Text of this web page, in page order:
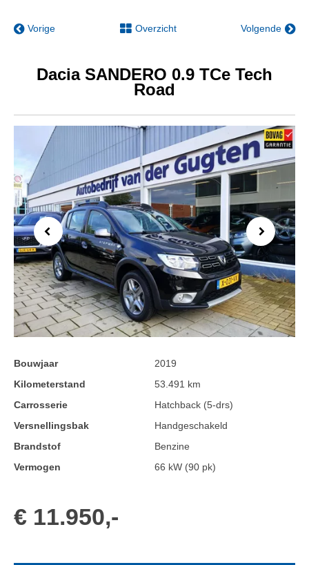
Vorige Overzicht Volgende
Dacia SANDERO 0.9 TCe Tech
Road
Previous Next
Bouwjaar
2019
Kilometerstand
53.491 km
Carrosserie
Hatchback (5-drs)
Versnellingsbak
Handgeschakeld
Brandstof
Benzine
Vermogen
66 kW (90 pk)
€ 11.950,-